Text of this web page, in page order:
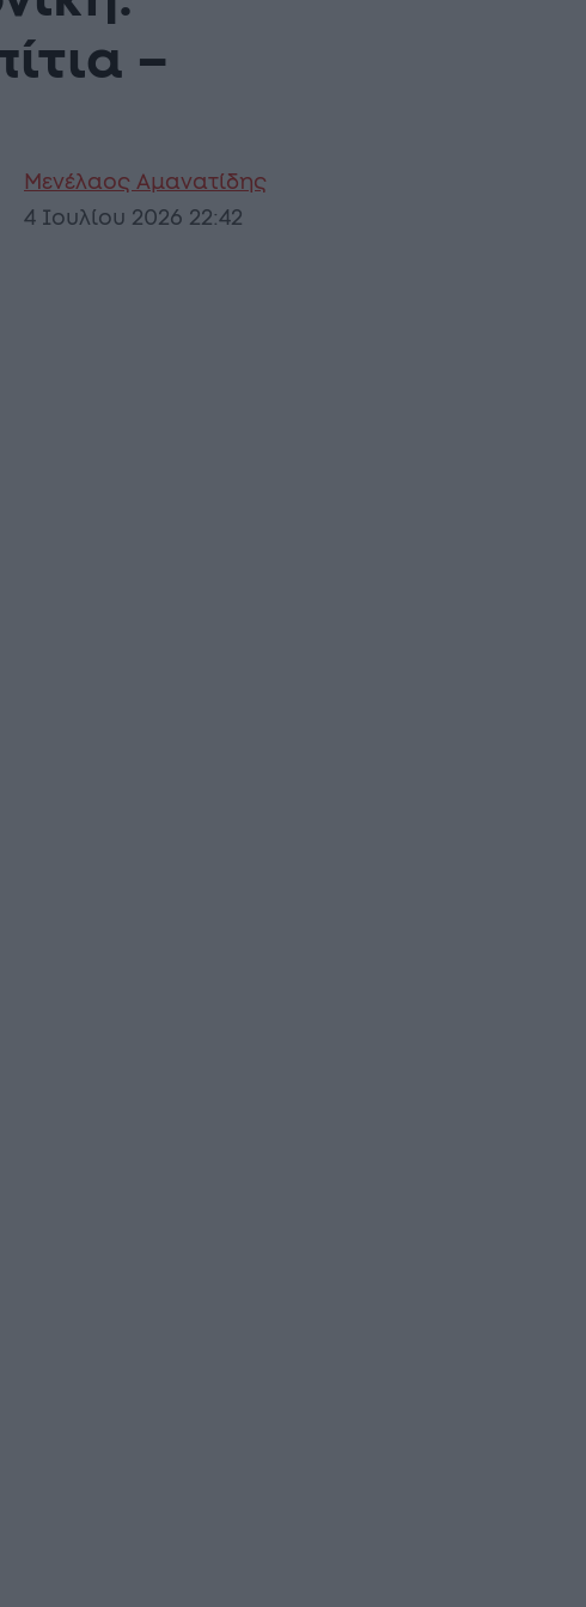
–
Μενέλαος Αμανατίδης
4 Ιουλίου 2026 22:42